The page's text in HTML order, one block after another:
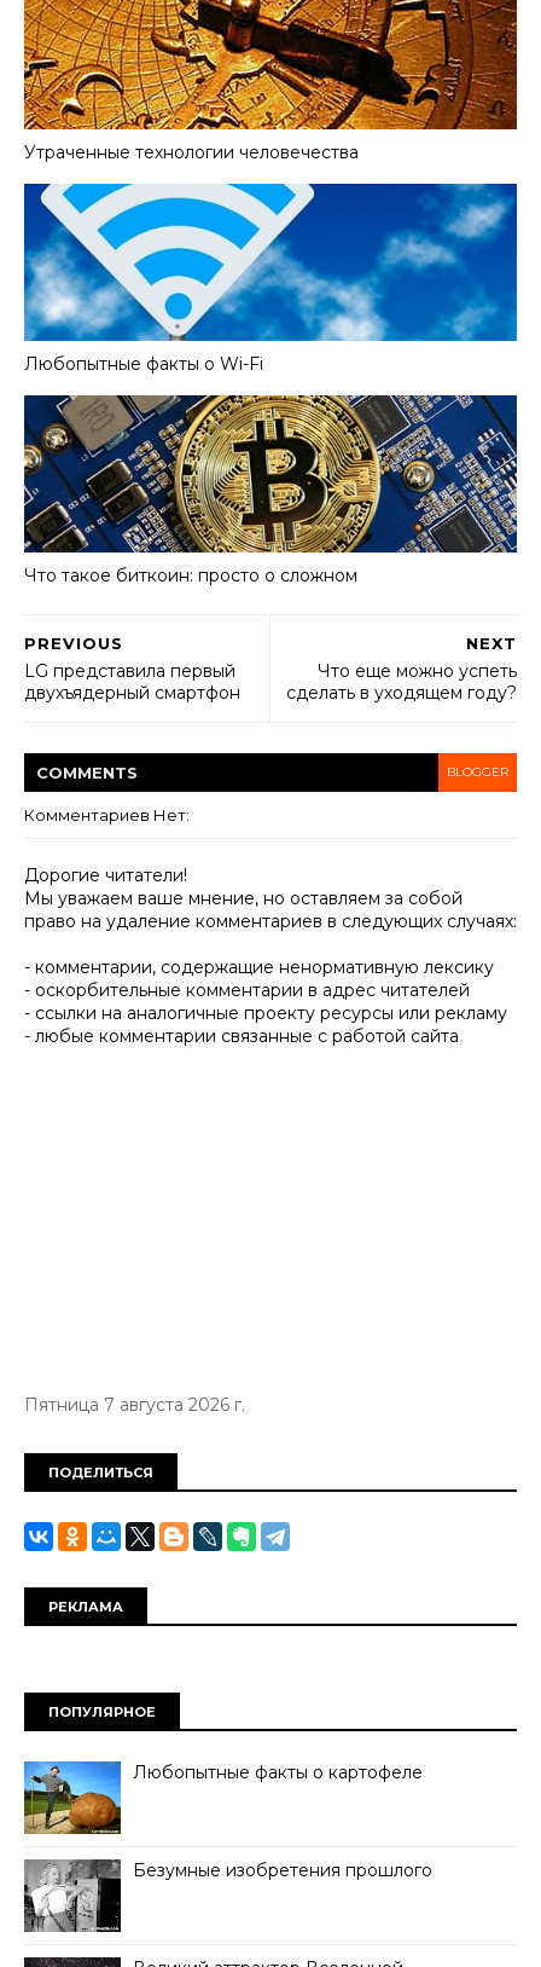
Утраченные технологии человечества
Любопытные факты о Wi-Fi
Что такое биткоин: просто о сложном
NEXT
Что еще можно успеть
сделать в уходящем году?
PREVIOUS
LG представила первый
двухъядерный смартфон
COMMENTS BLOGGER
Комментариев Нет:
Дорогие читатели!
Мы уважаем ваше мнение, но оставляем за собой
право на удаление комментариев в следующих случаях:
- комментарии, содержащие ненормативную лексику
- оскорбительные комментарии в адрес читателей
- ссылки на аналогичные проекту ресурсы или рекламу
- любые комментарии связанные с работой сайта
Пятница 7 августа 2026 г.
ПОДЕЛИТЬСЯ
РЕКЛАМА
ПОПУЛЯРНОЕ
Любопытные факты о картофеле
Безумные изобретения прошлого